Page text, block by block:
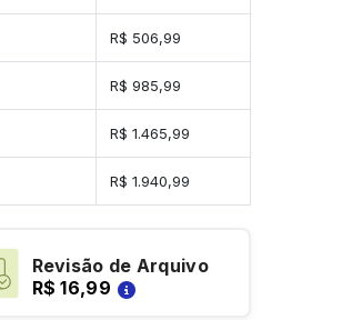
R$ 506,99
R$ 985,99
R$ 1.465,99
R$ 1.940,99
Revisão de Arquivo
R$ 16,99